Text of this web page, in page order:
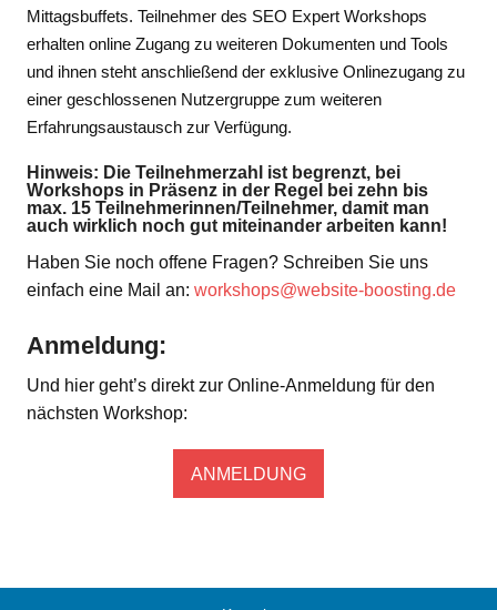
Mittagsbuffets. Teilnehmer des SEO Expert Workshops
erhalten online Zugang zu weiteren Dokumenten und Tools
und ihnen steht anschließend der exklusive Onlinezugang zu
einer geschlossenen Nutzergruppe zum weiteren
Erfahrungsaustausch zur Verfügung.
Hinweis: Die Teilnehmerzahl ist begrenzt, bei
Workshops in Präsenz in der Regel bei zehn bis
max. 15 Teilnehmerinnen/Teilnehmer, damit man
auch wirklich noch gut miteinander arbeiten kann!
Haben Sie noch offene Fragen? Schreiben Sie uns
einfach eine Mail an: workshops@website-boosting.de
Anmeldung:
Und hier geht’s direkt zur Online-Anmeldung für den
nächsten Workshop:
ANMELDUNG